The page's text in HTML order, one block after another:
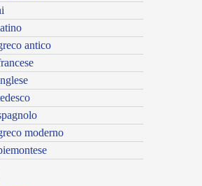
antico
moderno